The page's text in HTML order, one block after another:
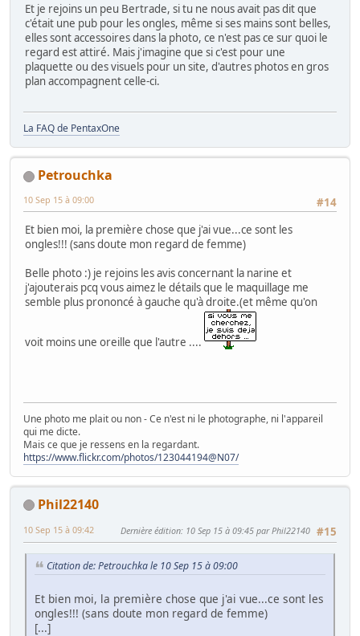
Et je rejoins un peu Bertrade, si tu ne nous avait pas dit que
c'était une pub pour les ongles, même si ses mains sont belles,
elles sont accessoires dans la photo, ce n'est pas ce sur quoi le
regard est attiré. Mais j'imagine que si c'est pour une
plaquette ou des visuels pour un site, d'autres photos en gros
plan accompagnent celle-ci.
La FAQ de PentaxOne
Petrouchka
#14
10 Sep 15 à 09:00
Et bien moi, la première chose que j'ai vue...ce sont les
ongles!!! (sans doute mon regard de femme)
Belle photo :) je rejoins les avis concernant la narine et
j'ajouterais pcq vous aimez le détails que le maquillage me
semble plus prononcé à gauche qu'à droite.(et même qu'on
voit moins une oreille que l'autre ....
Une photo me plait ou non - Ce n'est ni le photographe, ni l'appareil
qui me dicte.
Mais ce que je ressens en la regardant.
https://www.flickr.com/photos/123044194@N07/
Phil22140
#15
10 Sep 15 à 09:42 Dernière édition: 10 Sep 15 à 09:45 par Phil22140
Citation de: Petrouchka le 10 Sep 15 à 09:00
Et bien moi, la première chose que j'ai vue...ce sont les
ongles!!! (sans doute mon regard de femme)
[...]